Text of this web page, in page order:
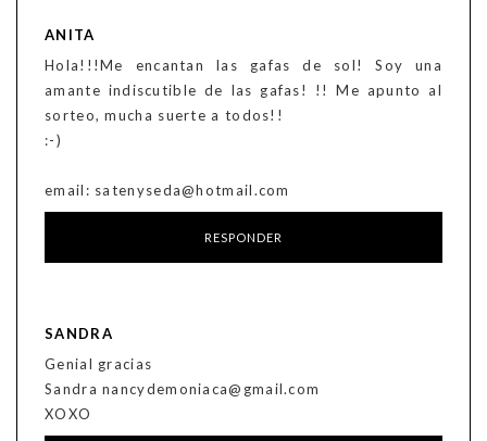
ANITA
Hola!!!Me encantan las gafas de sol! Soy una
amante indiscutible de las gafas! !! Me apunto al
sorteo, mucha suerte a todos!!
:-)
email: satenyseda@hotmail.com
RESPONDER
SANDRA
Genial gracias
Sandra nancydemoniaca@gmail.com
XOXO